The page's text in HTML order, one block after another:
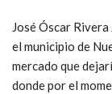
José Óscar
el municipio de
mercado que
donde por el